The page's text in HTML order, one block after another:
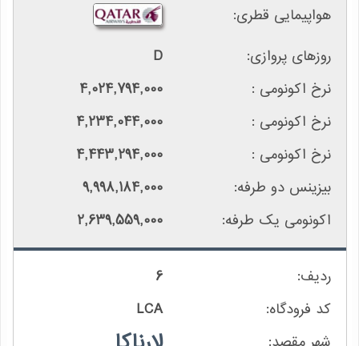
D
4,024,794,000
4,234,044,000
4,443,294,000
9,998,184,000
2,639,559,000
6
LCA